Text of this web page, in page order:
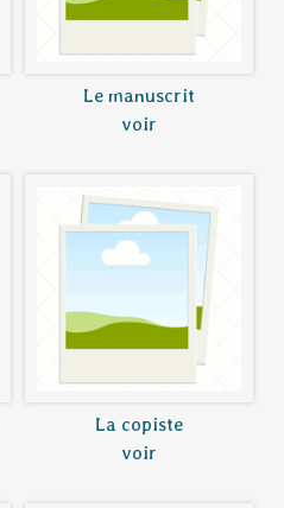
Le manuscrit
voir
La copiste
voir